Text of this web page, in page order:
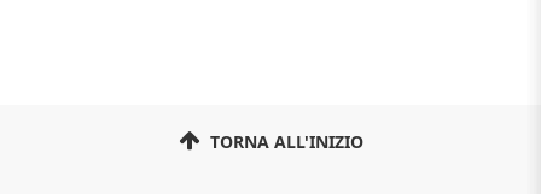
TORNA ALL'INIZIO